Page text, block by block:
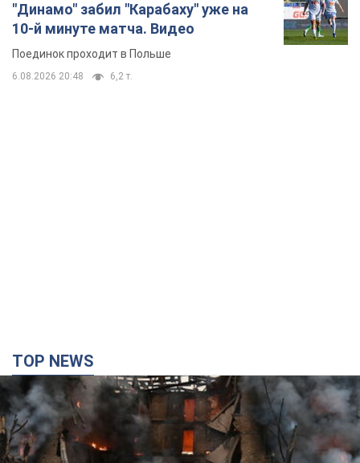
"Динамо" забил "Карабаху" уже на
10-й минуте матча. Видео
Поединок проходит в Польше
6.08.2026 20:48 6,2 т.
TOP NEWS